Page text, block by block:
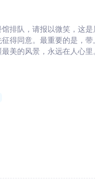
排队，请报以微笑，这是
征得同意。最重要的是，
美的风景，永远在人心里